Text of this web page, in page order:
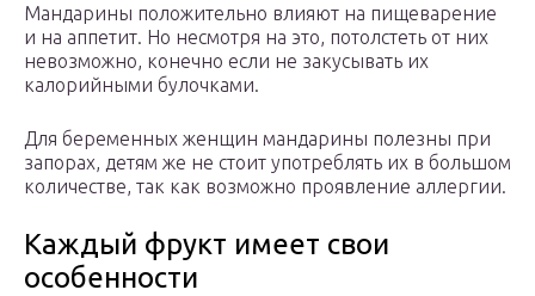
Мандарины положительно влияют на пищеварение
и на аппетит. Но несмотря на это, потолстеть от них
невозможно, конечно если не закусывать их
калорийными булочками.
Для беременных женщин мандарины полезны при
запорах, детям же не стоит употреблять их в большом
количестве, так как возможно проявление аллергии.
Каждый фрукт имеет свои
особенности